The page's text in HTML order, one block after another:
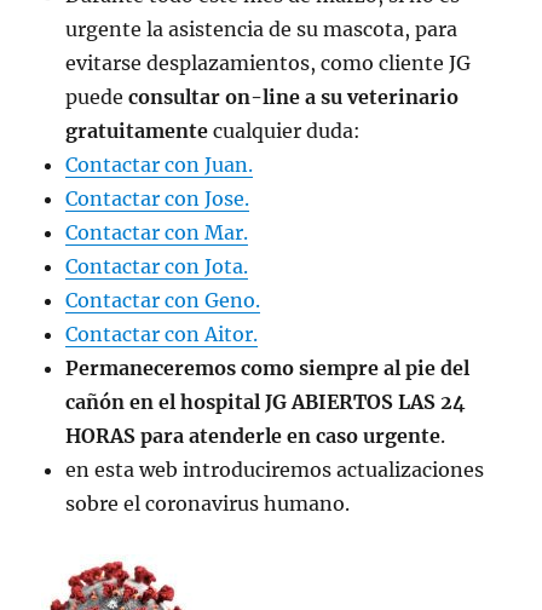
urgente la asistencia de su mascota, para
evitarse desplazamientos, como cliente JG
puedeconsultar on-line a su veterinario
gratuitamente cualquier duda:
Contactar con Juan.
Contactar con Jose.
Contactar con Mar.
Contactar con Jota.
Contactar con Geno.
Contactar con Aitor.
Permaneceremos como siempre al pie del
cañón en el hospital JG ABIERTOS LAS 24
HORAS para atenderle en caso urgente.
en esta web introduciremos actualizaciones
sobre el coronavirus humano.